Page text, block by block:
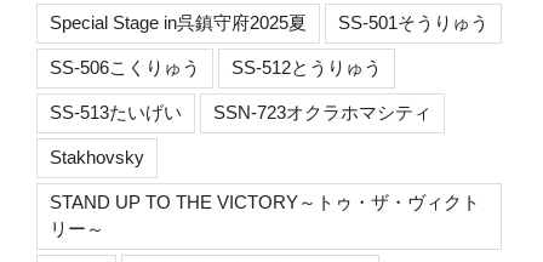
Special Stage in呉鎮守府2025夏 SS-501そうりゅう
SS-506こくりゅう SS-512とうりゅう
SS-513たいげい SSN-723オクラホマシティ
Stakhovsky
STAND UP TO THE VICTORY～トゥ・ザ・ヴィクト
リー～